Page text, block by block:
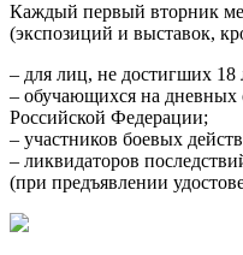
Каждый первый вторник
(экспозиций и выставок,
– для лиц, не достигших 18
– обучающихся на дневных
Российской Федерации;
– участников боевых
– ликвидаторов
(при предъявлении